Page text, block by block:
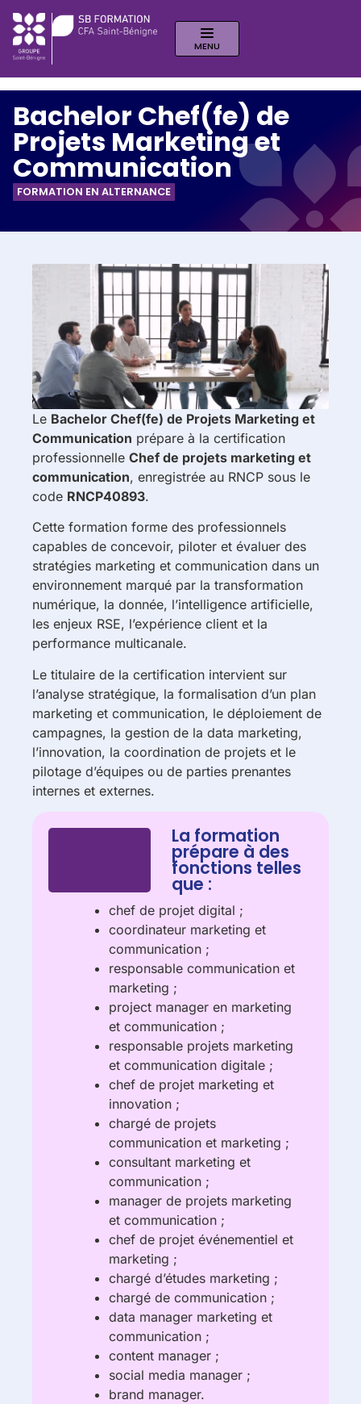
MENU
Bachelor Chef(fe) de
Projets Marketing et
Communication
FORMATION EN ALTERNANCE
Le Bachelor Chef(fe) de Projets Marketing et
Communication prépare à la certification
professionnelle Chef de projets marketing et
communication, enregistrée au RNCP sous le
code RNCP40893.
Cette formation forme des professionnels
capables de concevoir, piloter et évaluer des
stratégies marketing et communication dans un
environnement marqué par la transformation
numérique, la donnée, l’intelligence artificielle,
les enjeux RSE, l’expérience client et la
performance multicanale.
Le titulaire de la certification intervient sur
l’analyse stratégique, la formalisation d’un plan
marketing et communication, le déploiement de
campagnes, la gestion de la data marketing,
l’innovation, la coordination de projets et le
pilotage d’équipes ou de parties prenantes
internes et externes.
La formation
prépare à des
fonctions telles
que :
chef de projet digital ;
coordinateur marketing et
communication ;
responsable communication et
marketing ;
project manager en marketing
et communication ;
responsable projets marketing
et communication digitale ;
chef de projet marketing et
innovation ;
chargé de projets
communication et marketing ;
consultant marketing et
communication ;
manager de projets marketing
et communication ;
chef de projet événementiel et
marketing ;
chargé d’études marketing ;
chargé de communication ;
data manager marketing et
communication ;
content manager ;
social media manager ;
brand manager.